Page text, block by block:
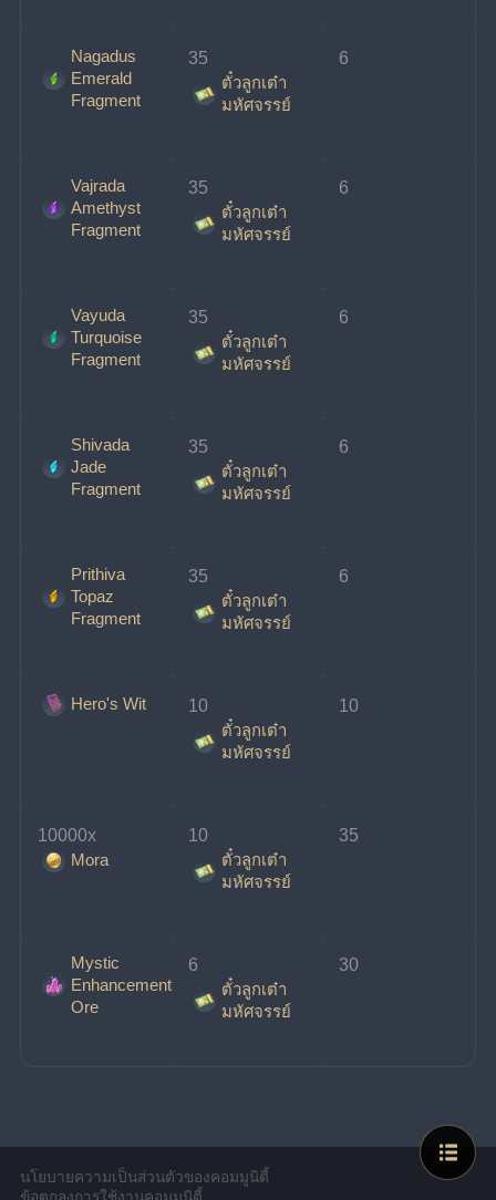
Nagadus
Emerald
Fragment
35
ตั๋วลูกเต๋า
มหัศจรรย์
6
Vajrada
Amethyst
Fragment
35
ตั๋วลูกเต๋า
มหัศจรรย์
6
Vayuda
Turquoise
Fragment
35
ตั๋วลูกเต๋า
มหัศจรรย์
6
Shivada
Jade
Fragment
35
ตั๋วลูกเต๋า
มหัศจรรย์
6
Prithiva
Topaz
Fragment
35
ตั๋วลูกเต๋า
มหัศจรรย์
6
Hero's Wit
10
ตั๋วลูกเต๋า
มหัศจรรย์
10
10000x
Mora
10
ตั๋วลูกเต๋า
มหัศจรรย์
35
Mystic
Enhancement
Ore
6
ตั๋วลูกเต๋า
มหัศจรรย์
30
นโยบายความเป็นส่วนตัวของคอมมูนิตี้